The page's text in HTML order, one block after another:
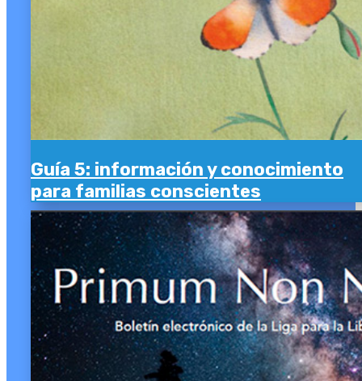
Guía 5: información y conocimiento
para familias conscientes